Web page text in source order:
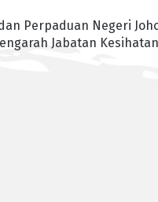
Perpaduan Negeri
Jabatan